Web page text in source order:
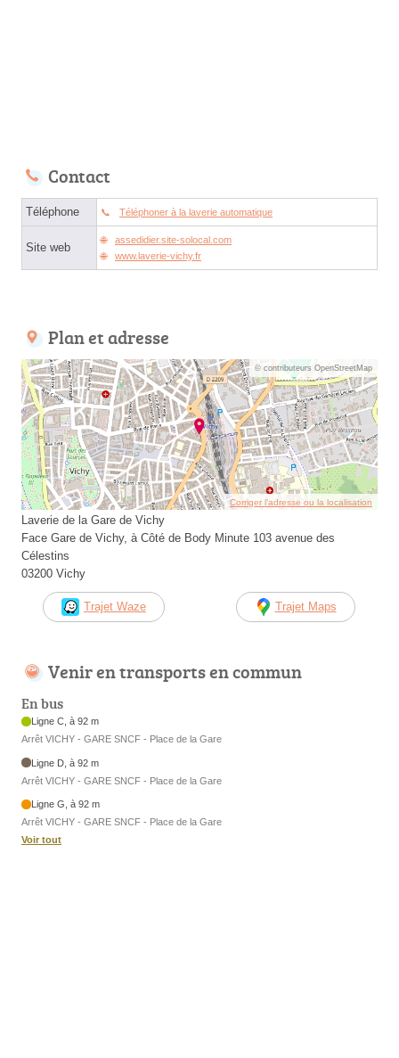
Contact
Téléphone Téléphoner à la laverie automatique
Site web
assedidier.site-solocal.com
www.laverie-vichy.fr
Plan et adresse
© contributeurs OpenStreetMap
Corriger l’adresse ou la localisation
Laverie de la Gare de Vichy
Face Gare de Vichy, à Côté de Body Minute 103 avenue des
Célestins
03200 Vichy
Trajet Waze Trajet Maps
Venir en transports en commun
En bus
Ligne C, à 92 m
Arrêt VICHY - GARE SNCF - Place de la Gare
Ligne D, à 92 m
Arrêt VICHY - GARE SNCF - Place de la Gare
Ligne G, à 92 m
Arrêt VICHY - GARE SNCF - Place de la Gare
Voir tout